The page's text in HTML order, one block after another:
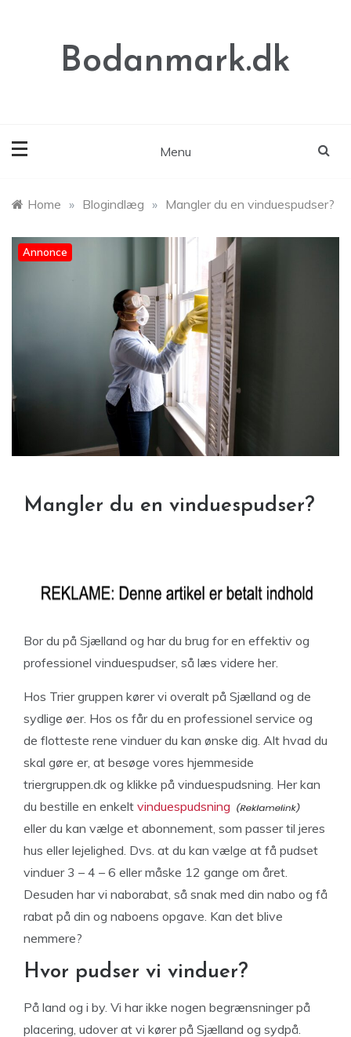
Bodanmark.dk
Menu
Home » Blogindlæg » Mangler du en vinduespudser?
Annonce
Mangler du en vinduespudser?
Bor du på Sjælland og har du brug for en effektiv og
professionel vinduespudser, så læs videre her.
Hos Trier gruppen kører vi overalt på Sjælland og de
sydlige øer. Hos os får du en professionel service og
de flotteste rene vinduer du kan ønske dig. Alt hvad du
skal gøre er, at besøge vores hjemmeside
triergruppen.dk og klikke på vinduespudsning. Her kan
du bestille en enkelt vinduespudsning
eller du kan vælge et abonnement, som passer til jeres
hus eller lejelighed. Dvs. at du kan vælge at få pudset
vinduer 3 – 4 – 6 eller måske 12 gange om året.
Desuden har vi naborabat, så snak med din nabo og få
rabat på din og naboens opgave. Kan det blive
nemmere?
Hvor pudser vi vinduer?
På land og i by. Vi har ikke nogen begrænsninger på
placering, udover at vi kører på Sjælland og sydpå.